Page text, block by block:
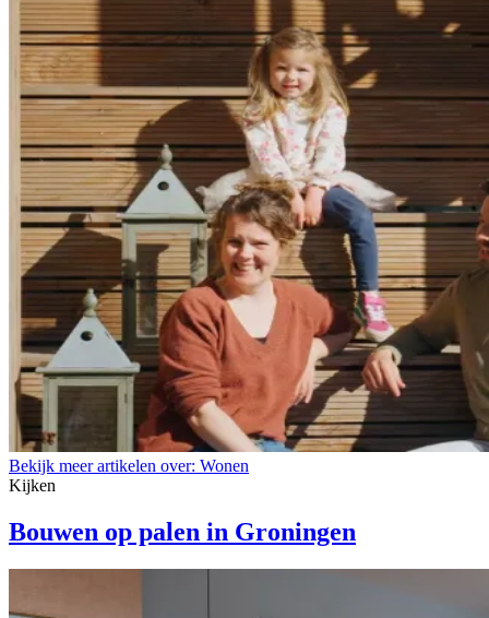
Bekijk meer artikelen over: Wonen
Kijken
Bouwen op palen in Groningen